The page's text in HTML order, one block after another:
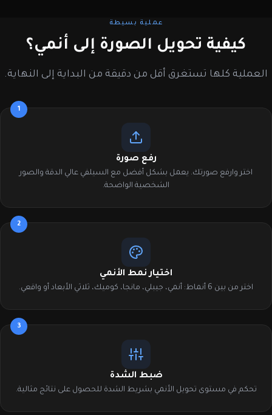
عملية بسيطة
كيفية تحويل الصورة إلى أنمي؟
العملية كلها تستغرق أقل من دقيقة من البداية إلى النهاية.
1
رفع صورة
اختر وارفع صورتك. يعمل بشكل أفضل مع السيلفي عالي الدقة والصور
الشخصية الواضحة.
2
اختيار نمط الأنمي
اختر من بين 6 أنماط: أنمي، جيبلي، مانجا، كوميك، ثلاثي الأبعاد أو واقعي.
3
ضبط الشدة
تحكم في مستوى تحويل الأنمي بشريط الشدة للحصول على نتائج مثالية.